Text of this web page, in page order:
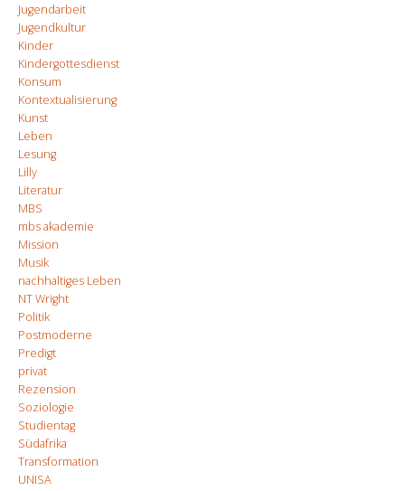
Jugendarbeit
Jugendkultur
Kinder
Kindergottesdienst
Konsum
Kontextualisierung
Kunst
Leben
Lesung
Lilly
Literatur
MBS
mbs akademie
Mission
Musik
nachhaltiges Leben
NT Wright
Politik
Postmoderne
Predigt
privat
Rezension
Soziologie
Studientag
Südafrika
Transformation
UNISA